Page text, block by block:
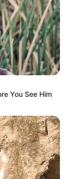
You See Him